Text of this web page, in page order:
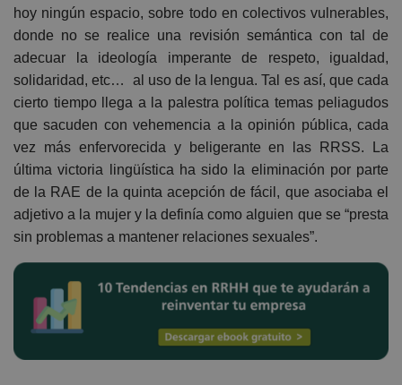
hoy ningún espacio, sobre todo en colectivos vulnerables,
donde no se realice una revisión semántica con tal de
adecuar la ideología imperante de respeto, igualdad,
solidaridad, etc… al uso de la lengua. Tal es así, que cada
cierto tiempo llega a la palestra política temas peliagudos
que sacuden con vehemencia a la opinión pública, cada
vez más enfervorecida y beligerante en las RRSS. La
última victoria lingüística ha sido la eliminación por parte
de la RAE de la quinta acepción de fácil, que asociaba el
adjetivo a la mujer y la definía como alguien que se “presta
sin problemas a mantener relaciones sexuales”.